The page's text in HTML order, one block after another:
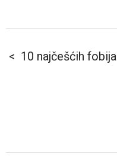
10 najčešćih fobija